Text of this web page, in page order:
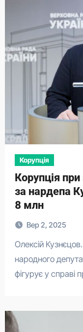
Корупція
Корупція при
за нардепа
8 млн
Вер 2, 2025
Олексій Кузнєцов. Фото з його Facebook За
народного
фігурує у справі